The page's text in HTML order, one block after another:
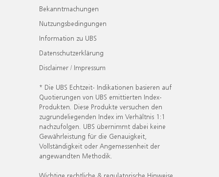
Bekanntmachungen
Nutzungsbedingungen
Information zu UBS
Datenschutzerklärung
Disclaimer / Impressum
* Die UBS Echtzeit- Indikationen basieren auf
Quotierungen von UBS emittierten Index-
Produkten. Diese Produkte versuchen den
zugrundeliegenden Index im Verhältnis 1:1
nachzufolgen. UBS übernimmt dabei keine
Gewährleistung für die Genauigkeit,
Vollständigkeit oder Angemessenheit der
angewandten Methodik.